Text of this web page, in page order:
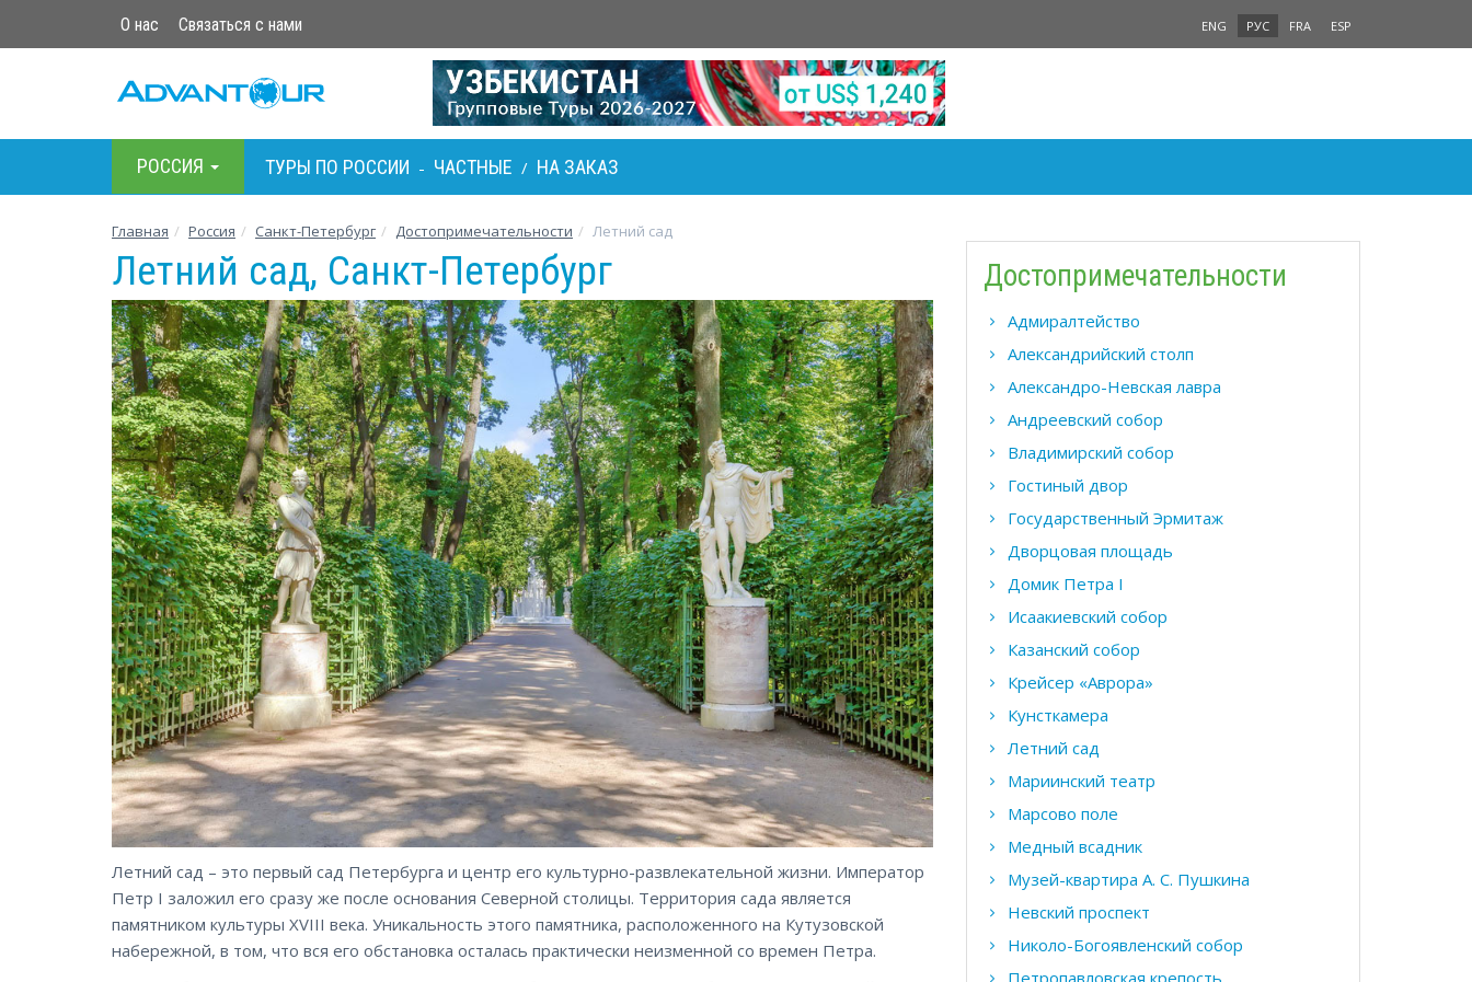
О нас Связаться с нами ENG РУС FRA ESP
РОСCИЯ ТУРЫ ПО РОСCИИ - ЧАСТНЫЕ / НА ЗАКАЗ
Главная Росcия Санкт-Петербург Достопримечательности Летний сад
Летний сад, Санкт-Петербург
Летний сад – это первый сад Петербурга и центр его культурно-развлекательной жизни. Император
Петр I заложил его сразу же после основания Северной столицы. Территория сада является
памятником культуры XVIII века. Уникальность этого памятника, расположенного на Кутузовской
набережной, в том, что вся его обстановка осталась практически неизменной со времен Петра.
Достопримечательности
Адмиралтейство
Александрийский столп
Александро-Невская лавра
Андреевский собор
Владимирский собор
Гостиный двор
Государственный Эрмитаж
Дворцовая площадь
Домик Петра I
Исаакиевский собор
Казанский собор
Крейсер «Аврора»
Кунсткамера
Летний сад
Мариинский театр
Марсово поле
Медный всадник
Музей-квартира А. С. Пушкина
Невский проспект
Николо-Богоявленский собор
Петропавловская крепость